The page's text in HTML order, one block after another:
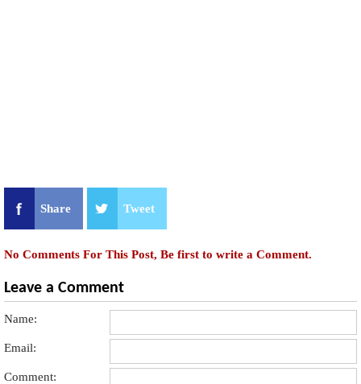
Share Tweet
No Comments For This Post, Be first to write a Comment.
Leave a Comment
Name:
Email:
Comment: